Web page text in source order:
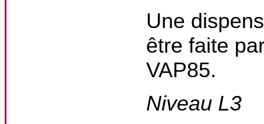
Une
être faite
VAP85.
Niveau L3